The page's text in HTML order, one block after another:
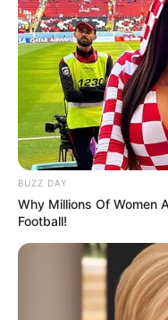
Sinopsis All
BUZZ DAY
Why Millions Of Women
Football!